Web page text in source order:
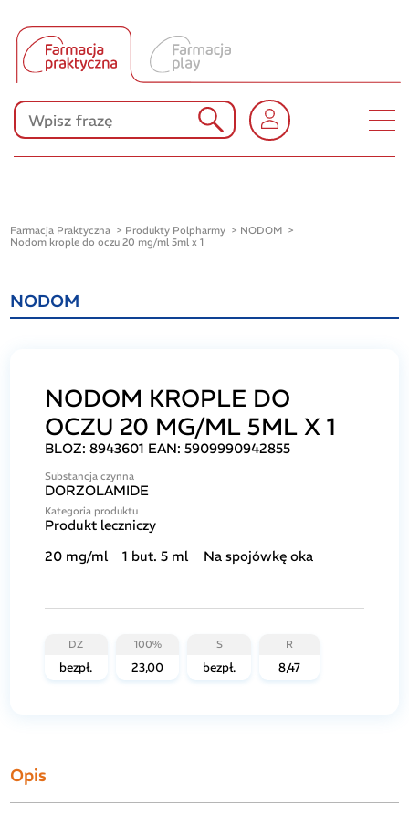
Produkty Polpharmy
KONKURSY
Farmacja Praktyczna Produkty Polpharmy
NODOM
Nodom krople do oczu 20 mg/ml 5ml x 1
NODOM
NODOM KROPLE DO
OCZU 20 MG/ML 5ML X 1
BLOZ: 8943601 EAN: 5909990942855
Substancja czynna
DORZOLAMIDE
Kategoria produktu
Produkt leczniczy
20 mg/ml
1 but. 5 ml Na spojówkę oka
DZ
bezpł.
100%
23,00
S
bezpł.
R
8,47
Opis